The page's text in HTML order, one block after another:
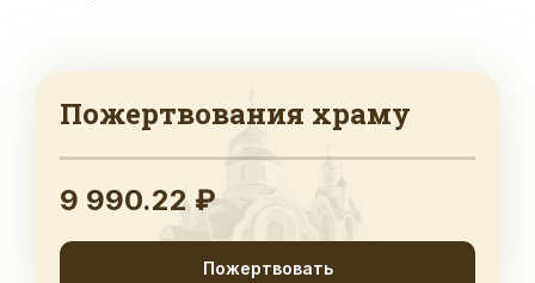
Пожертвования храму
9 990.22 ₽
Пожертвовать